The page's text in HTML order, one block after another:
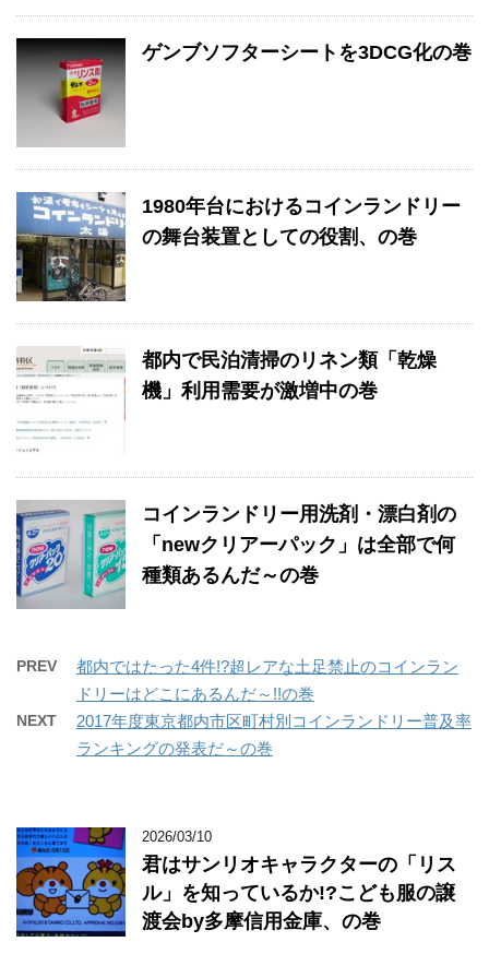
ゲンブソフターシートを3DCG化の巻
1980年台におけるコインランドリー
の舞台装置としての役割、の巻
都内で民泊清掃のリネン類「乾燥
機」利用需要が激増中の巻
コインランドリー用洗剤・漂白剤の
「newクリアーパック」は全部で何
種類あるんだ～の巻
PREV
都内ではたった4件!?超レアな土足禁止のコインラン
ドリーはどこにあるんだ～!!の巻
NEXT
2017年度東京都内市区町村別コインランドリー普及率
ランキングの発表だ～の巻
2026/03/10
君はサンリオキャラクターの「リス
ル」を知っているか!?こども服の譲
渡会by多摩信用金庫、の巻